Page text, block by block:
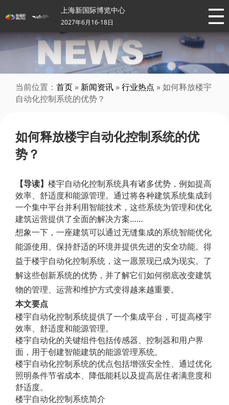
上海新国际博览中心
2027年6月16-18日
当前位置： 首页 » 新闻资讯 »行业热点 » 如何释放楼宇
自动化控制系统的优势？
如何释放楼宇自动化控制系统的优
势？
【导读】 楼宇自动化控制系统具有诸多优势，例如提高
效率、舒适度和能源管理。通过将各种建筑系统集成到
一个集中平台并利用智能技术，这些系统为管理和优化
建筑运营提供了全面的解决方案……
想象一下，一座建筑可以通过无缝集成的系统智能优化
能源使用、保持舒适的环境并提供先进的安全功能。得
益于楼宇自动化控制系统，这一愿景现已成为现实。了
解这些创新系统的优势，并了解它们如何彻底改变建筑
物的管理、运营和维护方式变得越来越重要。
本文要点
楼宇自动化控制系统提供了一个集成平台，可提高楼宇
效率、舒适度和能源管理。
楼宇自动化的关键组件包括传感器、控制器和用户界
面，用于创建智能建筑的能源管理系统。
楼宇自动化控制系统的优点包括增强安全性、通过优化
照明条件节省成本、降低能耗以及提高居住者满意度和
舒适度。
楼宇自动化控制系统简介